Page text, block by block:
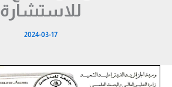
للاستشارة
2024-03-17